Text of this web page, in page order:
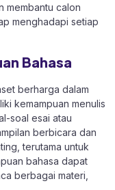
membantu calon
menghadapi setiap
Bahasa
berharga dalam
kemampuan menulis
soal esai atau
berbicara dan
terutama untuk
bahasa dapat
berbagai materi,